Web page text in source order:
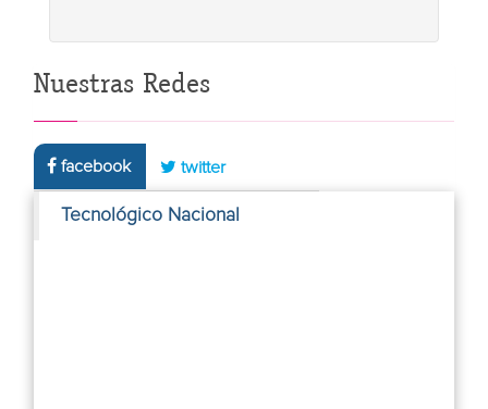
Nuestras Redes
facebook twitter
Tecnológico Nacional